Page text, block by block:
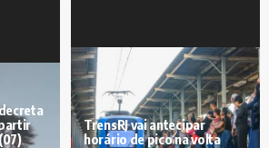
TrensRJ vai antecipar
horário de pico na volta